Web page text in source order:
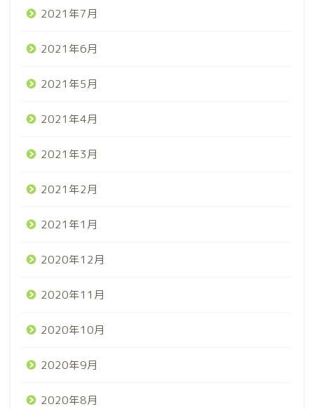
2021年7月
2021年6月
2021年5月
2021年4月
2021年3月
2021年2月
2021年1月
2020年12月
2020年11月
2020年10月
2020年9月
2020年8月